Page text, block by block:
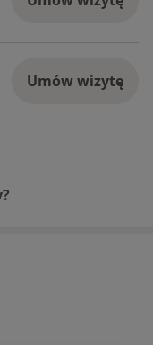
Umów wizytę